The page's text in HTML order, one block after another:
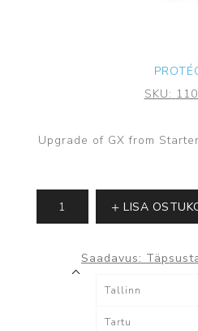
SKU:
Upgrade of GX from
LISA
Saadavus:
Tallinn
Tartu